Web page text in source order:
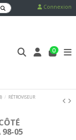
Connexion
0
RÉTROVISEUR
98-05